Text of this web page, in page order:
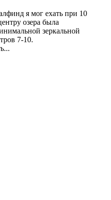
я мог ехать при 10
озера была
зеркальной
7-10.